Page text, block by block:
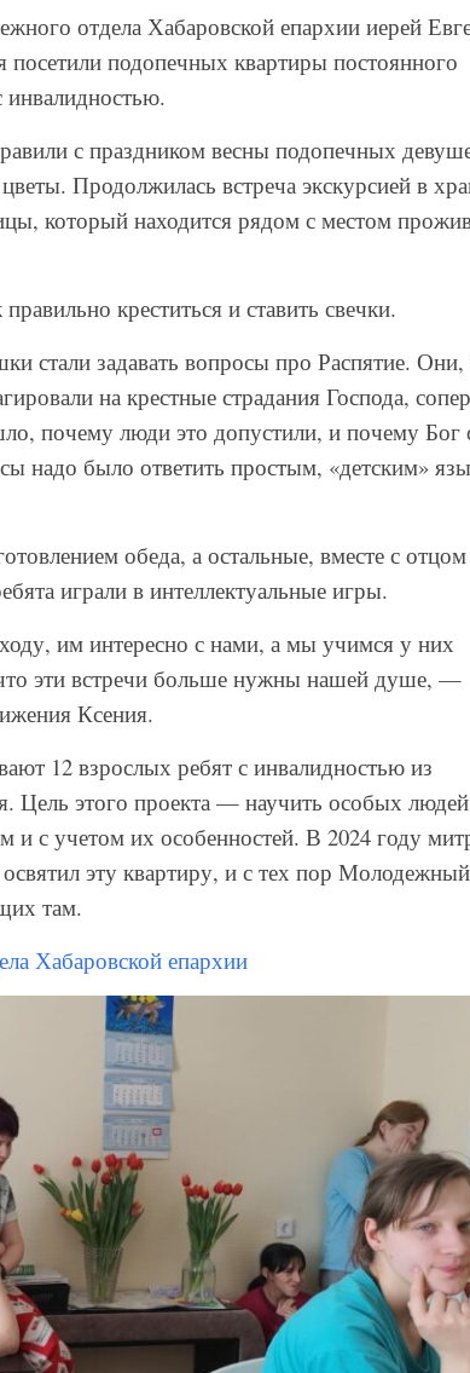
отдела Хабаровской епархии иерей
подопечных квартиры постоянного
с праздником весны подопечных
Продолжилась встреча экскурсией в
который находится рядом с местом
креститься и ставить свечки.
стали задавать вопросы про Распятие. Они,
на крестные страдания Господа,
почему люди это допустили, и почему Бог
надо было ответить простым, «детским»
обеда, а остальные, вместе с отцом
играли в интеллектуальные игры.
им интересно с нами, а мы учимся у них
эти встречи больше нужны нашей душе, —
Ксения.
12 взрослых ребят с инвалидностью из
Цель этого проекта — научить особых
с учетом их особенностей. В 2024 году
эту квартиру, и с тех пор
там.
Хабаровской епархии